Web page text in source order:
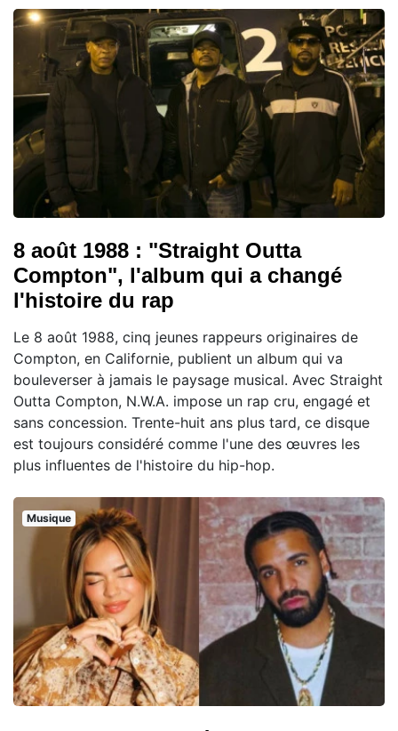
8 août 1988 : "Straight Outta
Compton", l'album qui a changé
l'histoire du rap
Le 8 août 1988, cinq jeunes rappeurs originaires de
Compton, en Californie, publient un album qui va
bouleverser à jamais le paysage musical. Avec Straight
Outta Compton, N.W.A. impose un rap cru, engagé et
sans concession. Trente-huit ans plus tard, ce disque
est toujours considéré comme l'une des œuvres les
plus influentes de l'histoire du hip-hop.
Musique